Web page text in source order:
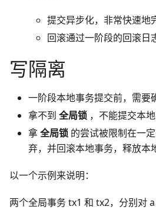
提交异步化，非常快速地
回滚通过一阶段的回滚日
写隔离
一阶段本地事务提交前，需要
拿不到 全局锁 ，不能提交本地
拿全局锁 的尝试被限制在一
弃，并回滚本地事务，释放本
以一个示例来说明：
两个全局事务 tx1 和 tx2，分别对